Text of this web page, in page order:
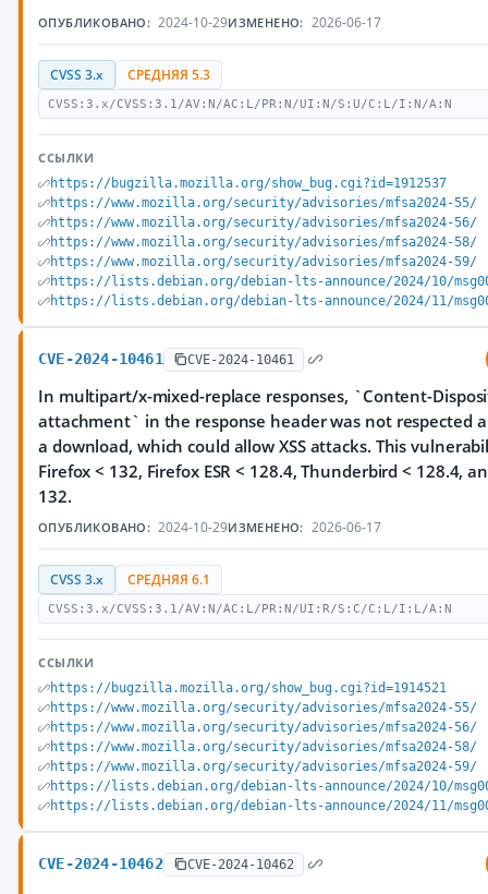
ОПУБЛИКОВАНО: 2024-10-29ИЗМЕНЕНО: 2026-06-17
CVSS 3.x СРЕДНЯЯ 5.3
CVSS:3.x/CVSS:3.1/AV:N/AC:L/PR:N/UI:N/S:U/C:L/I:N/A:N
ССЫЛКИ
https://bugzilla.mozilla.org/show_bug.cgi?id=1912537
https://www.mozilla.org/security/advisories/mfsa2024-55/
https://www.mozilla.org/security/advisories/mfsa2024-56/
https://www.mozilla.org/security/advisories/mfsa2024-58/
https://www.mozilla.org/security/advisories/mfsa2024-59/
https://lists.debian.org/debian-lts-announce/2024/10/
https://lists.debian.org/debian-lts-announce/2024/11/
CVE-2024-10461 CVE-2024-10461
In multipart/x-mixed-replace responses, `Content-
attachment` in the response header was not respected
a download, which could allow XSS attacks. This
Firefox < 132, Firefox ESR < 128.4, Thunderbird < 128.4,
132.
ОПУБЛИКОВАНО: 2024-10-29ИЗМЕНЕНО: 2026-06-17
CVSS 3.x СРЕДНЯЯ 6.1
CVSS:3.x/CVSS:3.1/AV:N/AC:L/PR:N/UI:R/S:C/C:L/I:L/A:N
ССЫЛКИ
https://bugzilla.mozilla.org/show_bug.cgi?id=1914521
https://www.mozilla.org/security/advisories/mfsa2024-55/
https://www.mozilla.org/security/advisories/mfsa2024-56/
https://www.mozilla.org/security/advisories/mfsa2024-58/
https://www.mozilla.org/security/advisories/mfsa2024-59/
https://lists.debian.org/debian-lts-announce/2024/10/
https://lists.debian.org/debian-lts-announce/2024/11/
CVE-2024-10462 CVE-2024-10462